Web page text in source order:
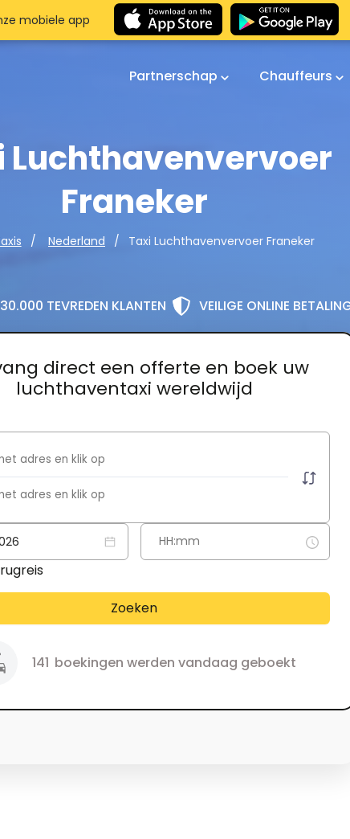
Partnerschap Chauffeurs
Luchthavenvervoer
Franeker
Nederland Taxi Luchthavenvervoer Franeker
TEVREDEN KLANTEN VEILIGE ONLINE
direct een offerte en boek uw
luchthaventaxi wereldwijd
Zoeken
141 boekingen werden vandaag geboekt
mobiele app